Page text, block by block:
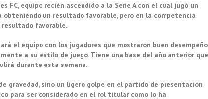
FC, equipo recién ascendido a la Serie A con el cual jugó un
un resultado favorable, pero en la competencia
resultado favorable.
el equipo con los jugadores que mostraron buen desempeño
a su estilo de juego. Tiene una base del año anterior que
durante esta semana.
gravedad, sino un ligero golpe en el partido de presentación
para ser considerado en el rol titular como lo ha